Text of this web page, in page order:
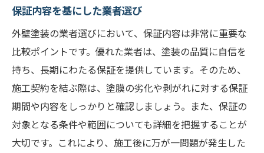
保証内容を基にした業者選び
外壁塗装の業者選びにおいて、保証内容は非常に重要な
比較ポイントです。優れた業者は、塗装の品質に自信を
持ち、長期にわたる保証を提供しています。そのため、
施工契約を結ぶ際は、塗膜の劣化や剥がれに対する保証
期間や内容をしっかりと確認しましょう。また、保証の
対象となる条件や範囲についても詳細を把握することが
大切です。これにより、施工後に万が一問題が発生した